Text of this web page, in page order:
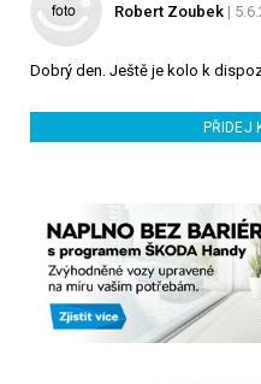
Robert Zoubek |
Dobrý den. Ještě je kolo k
PŘIDEJ